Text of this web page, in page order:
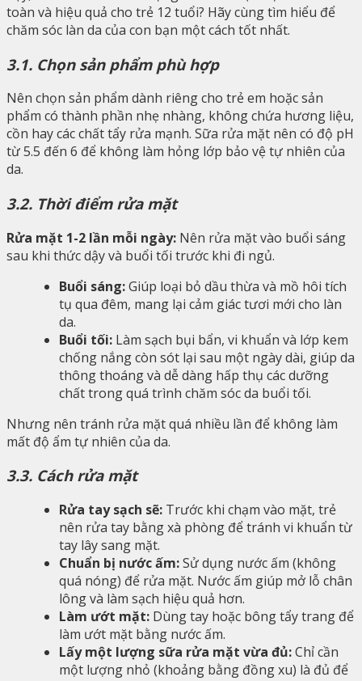
toàn và hiệu quả cho trẻ 12 tuổi? Hãy cùng tìm hiểu để
chăm sóc làn da của con bạn một cách tốt nhất.
3.1. Chọn sản phẩm phù hợp
Nên chọn sản phẩm dành riêng cho trẻ em hoặc sản
phẩm có thành phần nhẹ nhàng, không chứa hương liệu,
cồn hay các chất tẩy rửa mạnh. Sữa rửa mặt nên có độ pH
từ 5.5 đến 6 để không làm hỏng lớp bảo vệ tự nhiên của
da.
3.2. Thời điểm rửa mặt
Rửa mặt 1-2 lần mỗi ngày: Nên rửa mặt vào buổi sáng
sau khi thức dậy và buổi tối trước khi đi ngủ.
Buổi sáng:Giúp loại bỏ dầu thừa và mồ hôi tích
tụ qua đêm, mang lại cảm giác tươi mới cho làn
da.
Buổi tối: Làm sạch bụi bẩn, vi khuẩn và lớp kem
chống nắng còn sót lại sau một ngày dài, giúp da
thông thoáng và dễ dàng hấp thụ các dưỡng
chất trong quá trình chăm sóc da buổi tối.
Nhưng nên tránh rửa mặt quá nhiều lần để không làm
mất độ ẩm tự nhiên của da.
3.3. Cách rửa mặt
Rửa tay sạch sẽ: Trước khi chạm vào mặt, trẻ
nên rửa tay bằng xà phòng để tránh vi khuẩn từ
tay lây sang mặt.
Chuẩn bị nước ấm:Sử dụng nước ấm (không
quá nóng) để rửa mặt. Nước ấm giúp mở lỗ chân
lông và làm sạch hiệu quả hơn.
Làm ướt mặt: Dùng tay hoặc bông tẩy trang để
làm ướt mặt bằng nước ấm.
Lấy một lượng sữa rửa mặt vừa đủ:Chỉ cần
một lượng nhỏ (khoảng bằng đồng xu) là đủ để